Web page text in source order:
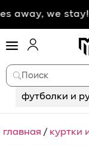
we stay!
Поиск
футболки и
главная / куртки